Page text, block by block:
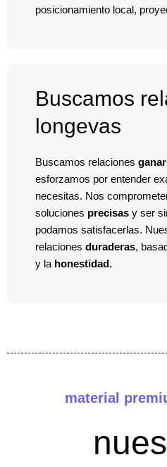
posicionamiento local,
Buscamos
longevas
Buscamos relaciones
esforzamos por entender
necesitas. Nos
soluciones precisas y ser
podamos satisfacerlas.
relaciones duraderas,
y la honestidad.
material